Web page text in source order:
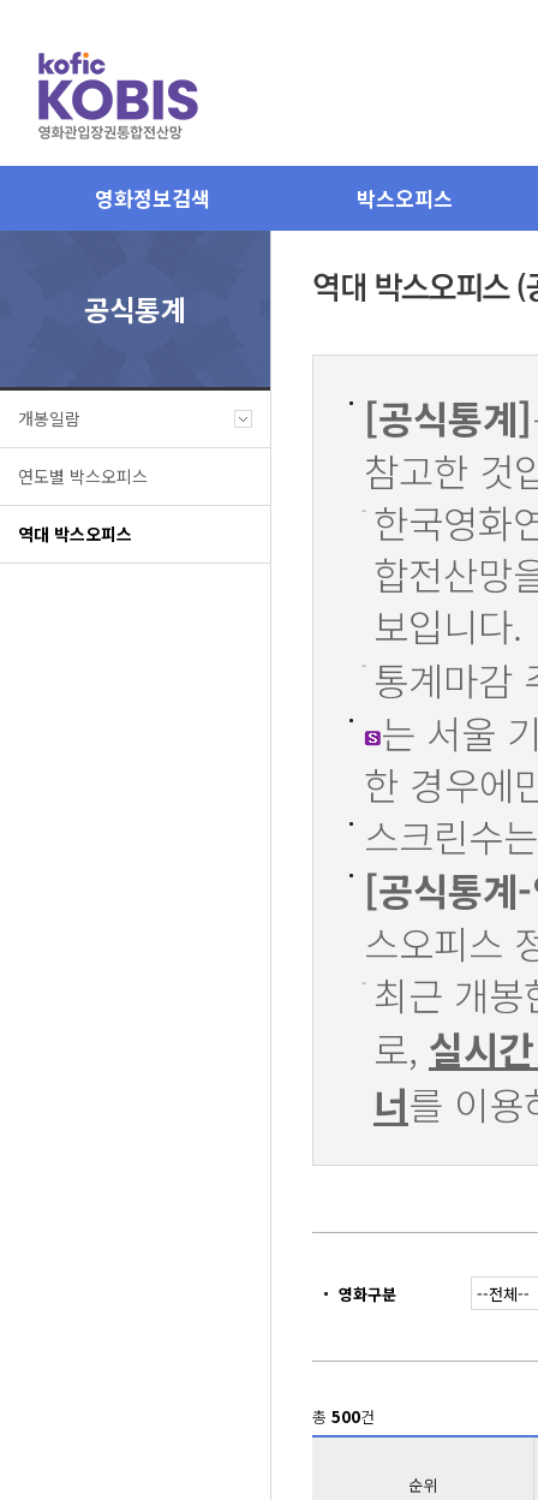
영화정보검색 박스오피스
공식통계
개봉일람
연도별 박스오피스
역대 박스오피스
[공식통계]
참고한 것
한국영화
합전산망
보입니다.
통계마감
는 서울
한 경우에
스크린수
[공식통계
스오피스
최근 개
로, 실시
너를 이
영화구분
총 500건
순위